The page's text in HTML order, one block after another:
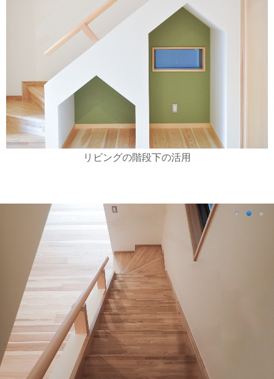
リビングの階段下の活用